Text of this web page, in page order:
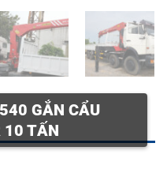
GẮN CẨU
10 TẤN